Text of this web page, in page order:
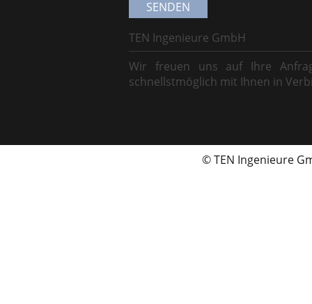
TEN Ingenieure GmbH
Wir freuen uns auf Ihre
schnellstmöglich mit Ihnen in
© TEN Ingenieure